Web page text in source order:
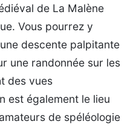
de La Malène
Vous pourrez y
descente palpitante
une randonnée sur les
des vues
est également le lieu
de spéléologie